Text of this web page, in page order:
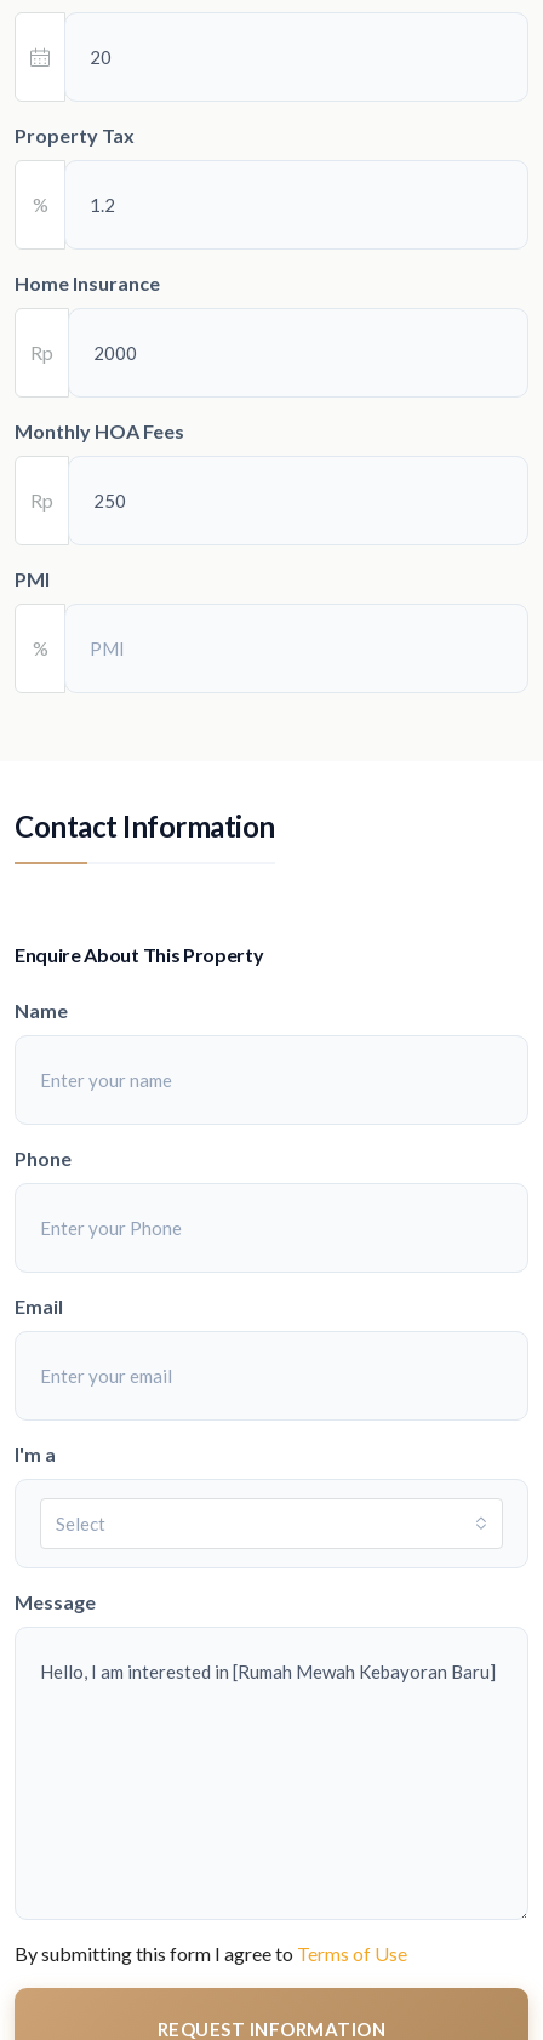
Property Tax
%
Home Insurance
Rp
Monthly HOA Fees
Rp
PMI
%
Contact Information
Enquire About This Property
Name
Phone
Email
I'm a
Select
Message
By submitting this form I agree to Terms of Use
REQUEST INFORMATION